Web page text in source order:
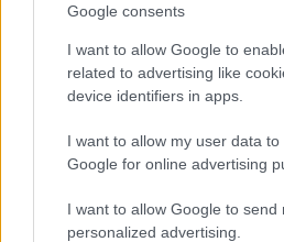
Google consents
I want to allow Google to
related to advertising like
device identifiers in apps.
I want to allow my user data
Google for online advertising
I want to allow Google to send
personalized advertising.
Sei già abbonato?
Puoi effettuare l'accesso
sezioneLogin dal menù
cliccando
TEMI: Cosa Fare Natale